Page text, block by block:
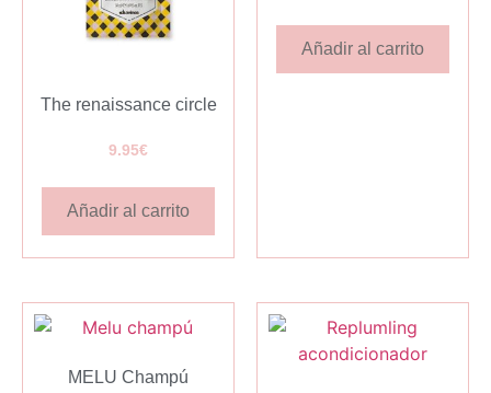
The renaissance circle
9.95€
Añadir al carrito
Añadir al carrito
MELU Champú